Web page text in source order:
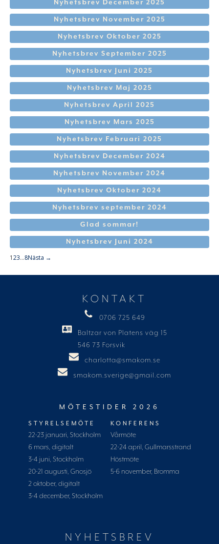
Nyhetsbrev December 2025
Nyhetsbrev November 2025
Nyhetsbrev Oktober 2025
Nyhetsbrev September 2025
Nyhetsbrev Juni 2025
Nyhetsbrev Maj 2025
Nyhetsbrev April 2025
Nyhetsbrev Mars 2025
Nyhetsbrev Februari 2025
Nyhetsbrev December 2024
Nyhetsbrev November 2024
Nyhetsbrev Oktober 2024
Nyhetsbrev september 2024
Glad sommar!
Nyhetsbrev Juni 2024
123…8Nästa →
KONTAKT
0706 725 649
Baltzar von Platens väg 15
546 73 Forsvik
charlotta@smakom.se
smakom.sverige@gmail.com
MÖTESTIDER 2026
STYRELSEMÖTE
22-23 januari, Stockholm
6 mars, digitalt
3-4 juni, Stockholm
20-21 augusti, Gnosjö
2 oktober, digitalt
3-4 december, Stockholm
KONFERENS
Vårmöte
22-24 april, Gullmarsstrand
Höstmöte
5-6 november, Bromma
NYHETSBREV